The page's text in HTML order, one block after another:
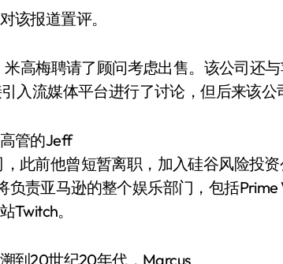
该报道置评。
高梅聘请了顾问考虑出售。该公司还
入流媒体平台进行了讨论，但后来该公
管的Jeff
此前他曾短暂离职，加入硅谷风险投资
负责亚马逊的整个娱乐部门，包括
Twitch。
到20世纪20年代，Marcus